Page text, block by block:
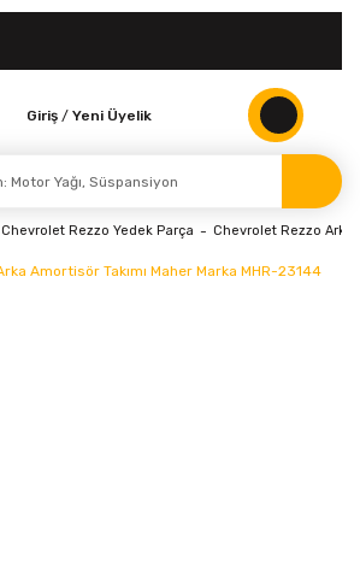
Giriş / Yeni Üyelik
Chevrolet Rezzo Yedek Parça Chevrolet Rezzo Arka